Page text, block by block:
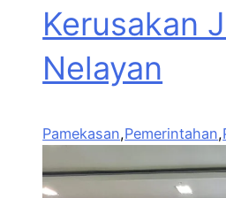
Kerusakan
Nelayan
Pamekasan,Pemerintahan,